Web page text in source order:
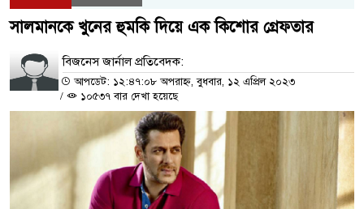
সালমানকে খুনের হুমকি দিয়ে এক কিশোর গ্রেফতার
বিজনেস জার্নাল প্রতিবেদক:
আপডেট: ১২:৪৭:০৮ অপরাহ্ন, বুধবার, ১২ এপ্রিল ২০২৩
/
১০৫৩৭ বার দেখা হয়েছে